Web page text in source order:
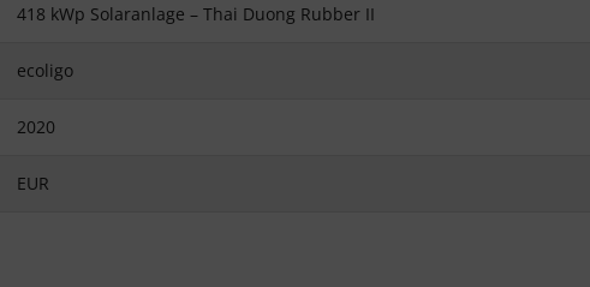
418 kWp Solaranlage – Thai Duong Rubber II
ecoligo
2020
EUR